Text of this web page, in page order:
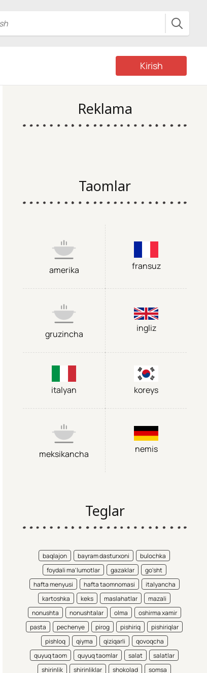
Kirish
Reklama
Taomlar
amerika fransuz
gruzincha
ingliz
italyan koreys
meksikancha nemis
Teglar
baqlajon bayram dasturxoni
bulochka
foydali ma'lumotlar
gazaklar
go'sht
hafta menyusi
hafta taomnomasi
italyancha
kartoshka
keks maslahatlar
mazali
nonushta
nonushtalar olma
oshirma xamir
pasta
pechenye pirog pishiriq
pishiriqlar
pishloq
qiyma qiziqarli
qovoqcha
quyuq taom
quyuq taomlar salat
salatlar
shirinlik
shirinliklar shokolad
somsa